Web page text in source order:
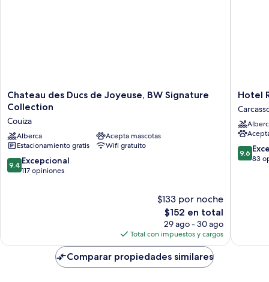
Chateau
des
de
Joyeuse,
BW
Signature
Collection
Chateau des Ducs de Joyeuse, BW Signature
Collection
Couiza
Alberca
Acepta mascotas
Estacionamiento gratis
Wifi gratuito
9.4
de
9.4 Excepcional
117 opiniones
$133 por noche
El
precio
actual
es
de
$152
$152 en total
29 ago - 30 ago
Total con impuestos y cargos
Hotel
&
Spa
Le
Meez
Hotel
9.6
de
9.6
83
Comparar propiedades similares